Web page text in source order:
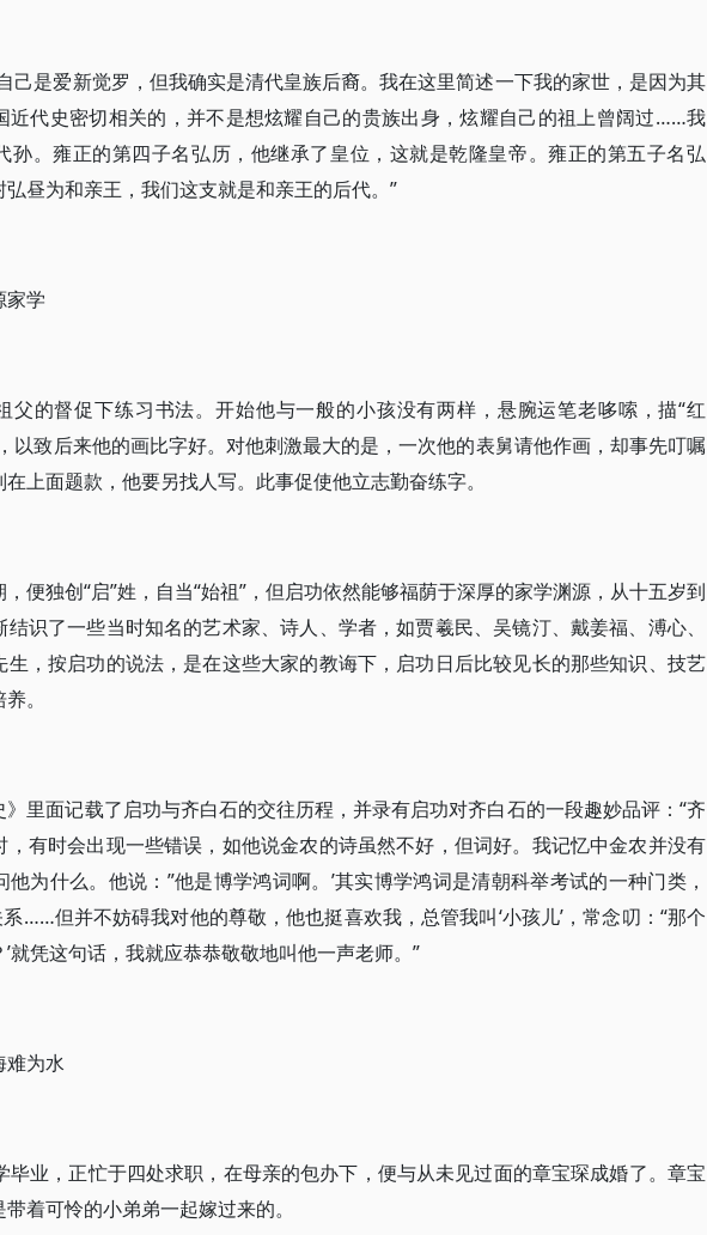
己是爱新觉罗，但我确实是清代皇族后裔。我在这里简述一下我的家世，是因为其
近代史密切相关的，并不是想炫耀自己的贵族出身，炫耀自己的祖上曾阔过……我
孙。雍正的第四子名弘历，他继承了皇位，这就是乾隆皇帝。雍正的第五子名弘
昼为和亲王，我们这支就是和亲王的后代。”
家学
父的督促下练习书法。开始他与一般的小孩没有两样，悬腕运笔老哆嗦，描“红
以致后来他的画比字好。对他刺激最大的是，一次他的表舅请他作画，却事先叮嘱
上面题款，他要另找人写。此事促使他立志勤奋练字。
便独创“启”姓，自当“始祖”，但启功依然能够福荫于深厚的家学渊源，从十五岁到
识了一些当时知名的艺术家、诗人、学者，如贾羲民、吴镜汀、戴姜福、溥心、
生，按启功的说法，是在这些大家的教诲下，启功日后比较见长的那些知识、技艺
。
》里面记载了启功与齐白石的交往历程，并录有启功对齐白石的一段趣妙品评：“齐
，有时会出现一些错误，如他说金农的诗虽然不好，但词好。我记忆中金农并没有
为什么。他说：”他是博学鸿词啊。’其实博学鸿词是清朝科举考试的一种门类，
系……但并不妨碍我对他的尊敬，他也挺喜欢我，总管我叫‘小孩儿’，常念叨：“那个
就凭这句话，我就应恭恭敬敬地叫他一声老师。”
难为水
毕业，正忙于四处求职，在母亲的包办下，便与从未见过面的章宝琛成婚了。章宝
着可怜的小弟弟一起嫁过来的。